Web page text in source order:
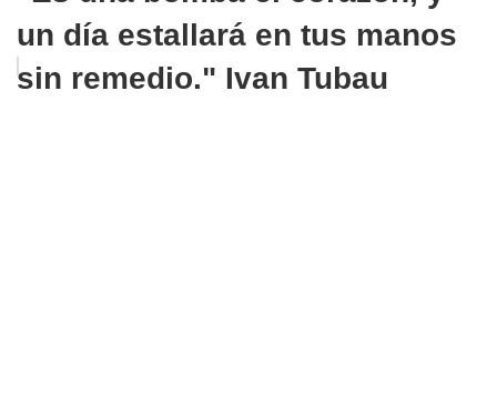
un día estallará en tus manos
sin remedio." Ivan Tubau